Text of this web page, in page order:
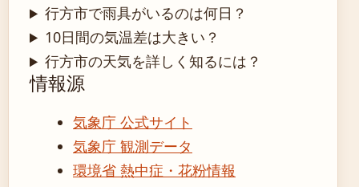
行方市で雨具がいるのは何日？
10日間の気温差は大きい？
行方市の天気を詳しく知るには？
情報源
気象庁 公式サイト
気象庁 観測データ
環境省 熱中症・花粉情報